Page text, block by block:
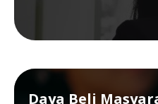
Daya Beli